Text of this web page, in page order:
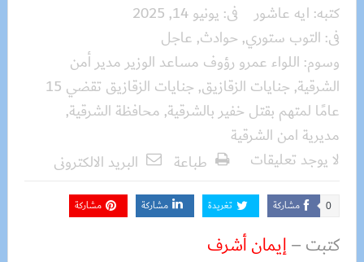
كتبه: ايه عاشور فى: يونيو 14, 2025
فى: التوب ستوري, حوادث, عاجل
وسوم: اللواء عمرو رؤوف مساعد الوزير مدير أمن
الشرقية, جنايات الزقازيق,
جنايات الزقازيق تقضي 15
عامًا لمتهم بقتل خفير بالشرقية, محافظة الشرقية,
مديرية امن الشرقية
لا يوجد تعليقات
طباعة البريد الالكترونى
مشاركة 0 تغريدة مشاركة مشاركة
كتبت –إيمان أشرف